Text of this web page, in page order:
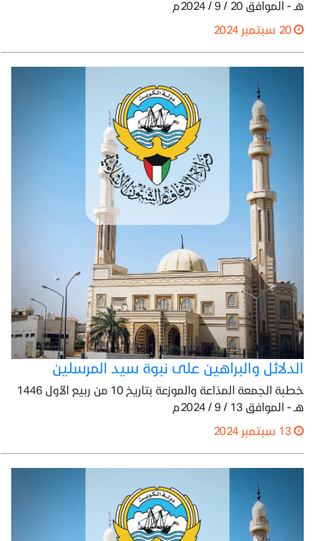
هـ - الموافق 20 / 9 / 2024م
الدلائل والبراهين على نبوة سيد المرسلين
خطبة الجمعة المذاعة والموزعة بتاريخ 10 من ربيع الأول 1446
هـ - الموافق 13 / 9 / 2024م